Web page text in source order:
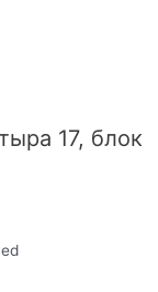
17, блок